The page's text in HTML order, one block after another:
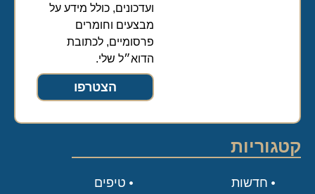
ועדכונים, כולל מידע על
מבצעים וחומרים
פרסומיים, לכתובת
הדוא״ל שלי.
הצטרפו
קטגוריות
טיפים
חדשות